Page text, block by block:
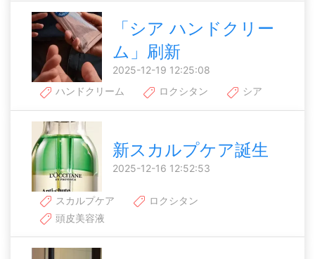
「シア ハンドクリー
ム」刷新
2025-12-19 12:25:08
ハンドクリーム
ロクシタン シア
新スカルプケア誕生
2025-12-16 12:52:53
スカルプケア
ロクシタン
頭皮美容液